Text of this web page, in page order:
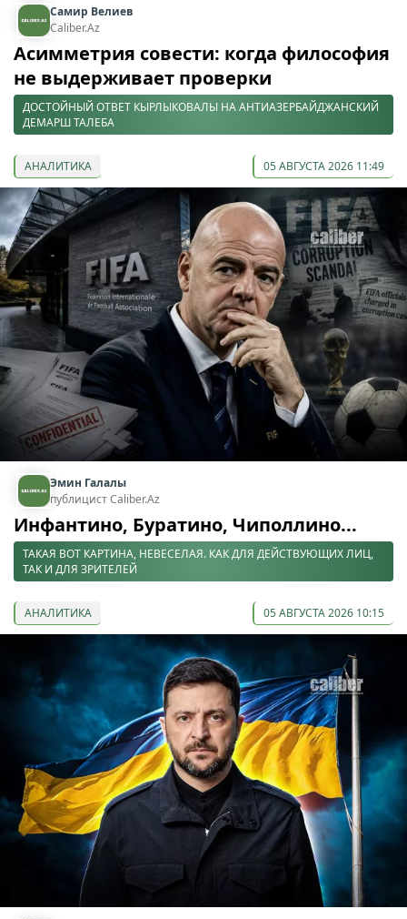
Самир Велиев
Caliber.Az
Асимметрия совести: когда философия
не выдерживает проверки
ДОСТОЙНЫЙ ОТВЕТ КЫРЛЫКОВАЛЫ НА АНТИАЗЕРБАЙДЖАНСКИЙ
ДЕМАРШ ТАЛЕБА
АНАЛИТИКА 05 АВГУСТА 2026 11:49
Эмин Галалы
публицист Caliber.Az
Инфантино, Буратино, Чиполлино...
ТАКАЯ ВОТ КАРТИНА, НЕВЕСЕЛАЯ. КАК ДЛЯ ДЕЙСТВУЮЩИХ ЛИЦ,
ТАК И ДЛЯ ЗРИТЕЛЕЙ
АНАЛИТИКА 05 АВГУСТА 2026 10:15